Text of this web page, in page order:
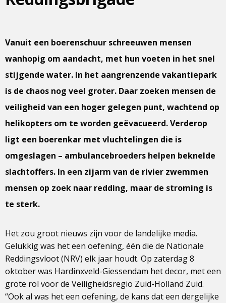
Vanuit een boerenschuur schreeuwen mensen
wanhopig om aandacht, met hun voeten in het snel
stijgende water. In het aangrenzende vakantiepark
is de chaos nog veel groter. Daar zoeken mensen de
veiligheid van een hoger gelegen punt, wachtend op
helikopters om te worden geëvacueerd. Verderop
ligt een boerenkar met vluchtelingen die is
omgeslagen – ambulancebroeders helpen beknelde
slachtoffers. In een zijarm van de rivier zwemmen
mensen op zoek naar redding, maar de stroming is
te sterk.
Het zou groot nieuws zijn voor de landelijke media.
Gelukkig was het een oefening, één die de Nationale
Reddingsvloot (NRV) elk jaar houdt. Op zaterdag 8
oktober was Hardinxveld-Giessendam het decor, met een
grote rol voor de Veiligheidsregio Zuid-Holland Zuid.
“Ook al was het een oefening, de kans dat een dergelijke